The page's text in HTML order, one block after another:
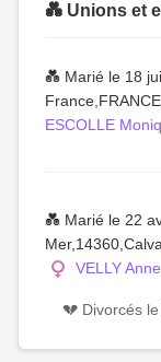
💑 Unions et
💑 Marié le 18
ESCOLLE
💑 Marié le 22
VELLY Anne
💔 Divorcés